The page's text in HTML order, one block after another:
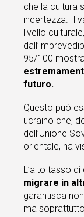
che la cultura
incertezza. Il
livello
95/100
futuro.
Questo può
ucraino che,
dell’Unione
orientale, ha
L’alto tasso
migrare in
garantisca
ma